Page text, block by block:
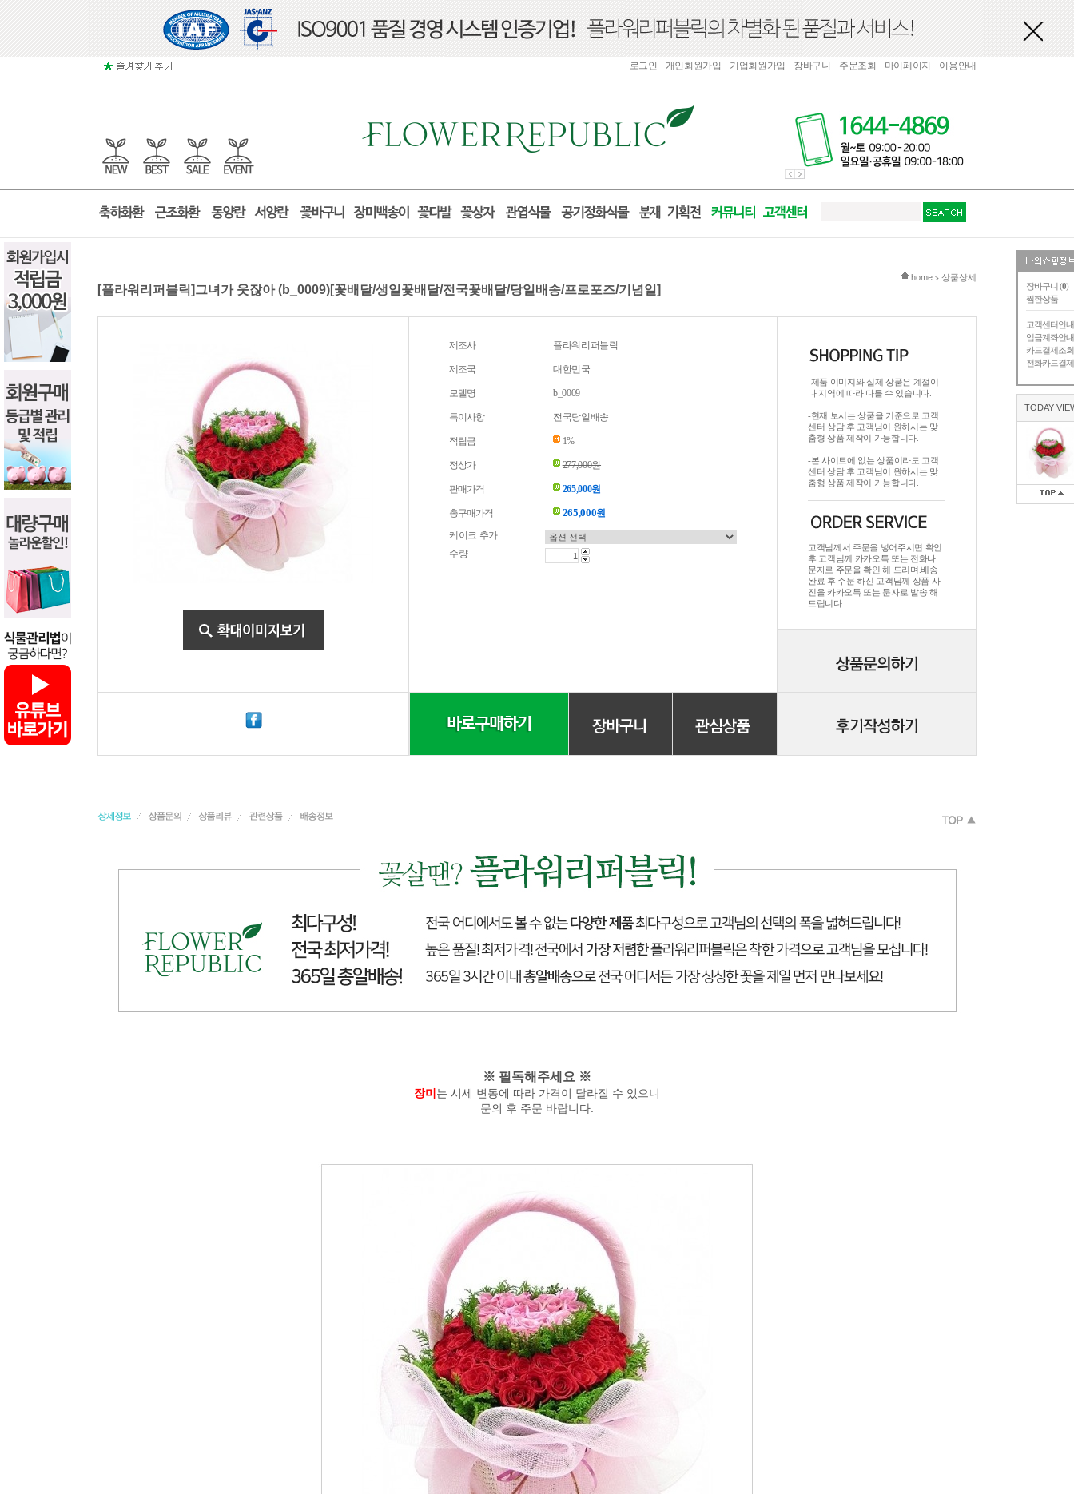
장바구니 (0)
찜한상품
고객센터안내
입금계좌안내
카드결제조회
전화카드결제
TODAY
로그인 개인회원가입 기업회원가입 장바구니 주문조회 마이페이지 이용안내
현재 위치
home > 상품상세
[플라워리퍼블릭]그녀가 웃잖아 (b_0009)[꽃배달/생일꽃배달/전국꽃배달/당일배송/프로포즈/기념일]
제조사 플라워리퍼블릭
제조국 대한민국
모델명 b_0009
특이사항 전국당일배송
적립금 1%
정상가 277,000원
판매가격 265,000원
총구매가격 265,000원
케이크 추가
수량
-제품 이미지와 실제 상품은 계절이
나 지역에 따라 다를 수 있습니다.
-현재 보시는 상품을 기준으로 고객
센터 상담 후 고객님이 원하시는 맞
춤형 상품 제작이 가능합니다.
-본 사이트에 없는 상품이라도 고객
센터 상담 후 고객님이 원하시는 맞
춤형 상품 제작이 가능합니다.
고객님께서 주문을 넣어주시면 확인
후 고객님께 카카오톡 또는 전화나
문자로 주문을 확인 해 드리며.배송
완료 후 주문 하신 고객님께 상품 사
진을 카카오톡 또는 문자로 발송 해
드립니다.
※ 필독해주세요 ※
장미 는 시세 변동에 따라 가격이 달라질 수 있으니
문의 후 주문 바랍니다.